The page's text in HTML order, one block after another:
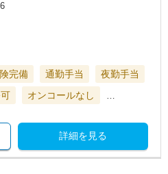
完備 通勤手当
夜勤手当
オンコールなし …
詳細を見る